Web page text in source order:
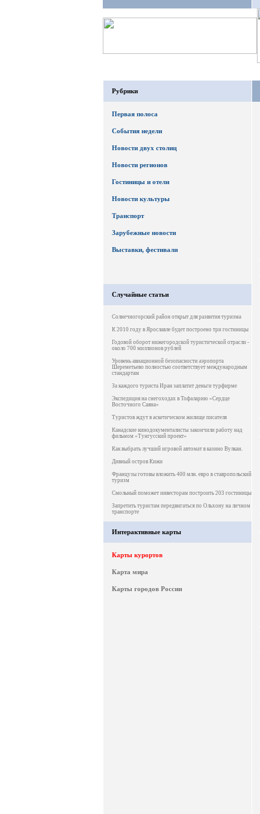
Рубрики
Первая полоса
События недели
Новости двух столиц
Новости регионов
Гостиницы и отели
Новости культуры
Транспорт
Зарубежные новости
Выставки, фестивали
Случайные статьи
Солнечногорский район открыт для развития туризма
К 2010 году в Ярославле будет построено три гостиницы
Годовой оборот нижегородской туристической отрасли -
около 700 миллионов рублей
Уровень авиационной безопасности аэропорта
Шереметьево полностью соответствует международным
стандартам
За каждого туриста Иран заплатит деньги турфирме
Экспедиция на снегоходах в Тофаларию «Сердце
Восточного Саяна»
Туристов ждут в аскетическом жилище писателя
Канадские кинодокументалисты закончили работу над
фильмом «Тунгусский проект»
Как выбрать лучший игровой автомат в казино Вулкан.
Дивный остров Кижи
Французы готовы вложить 400 млн. евро в ставропольский
туризм
Смольный поможет инвесторам построить 203 гостиницы
Запретить туристам передвигаться по Ольхону на личном
транспорте
Интерактивные карты
Карты курортов
Карта мира
Карты городов России